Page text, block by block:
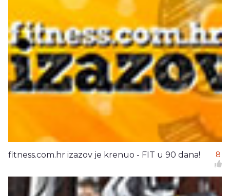
fitness.com.hr izazov je krenuo - FIT u 90 dana! 8